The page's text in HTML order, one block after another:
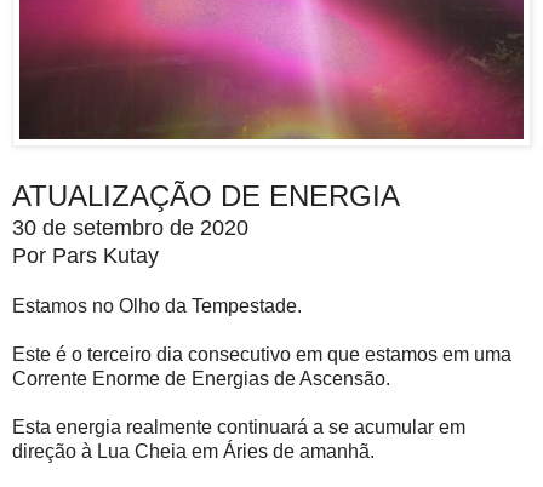
ATUALIZAÇÃO DE ENERGIA
30 de setembro de 2020
Por Pars Kutay
Estamos no Olho da Tempestade.
Este é o terceiro dia consecutivo em que estamos em uma
Corrente Enorme de Energias de Ascensão.
Esta energia realmente continuará a se acumular em
direção à Lua Cheia em Áries de amanhã.